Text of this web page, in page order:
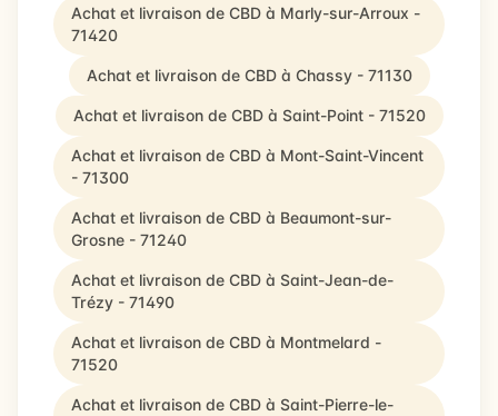
Achat et livraison de CBD à Marly-sur-Arroux -
71420
Achat et livraison de CBD à Chassy - 71130
Achat et livraison de CBD à Saint-Point - 71520
Achat et livraison de CBD à Mont-Saint-Vincent
- 71300
Achat et livraison de CBD à Beaumont-sur-
Grosne - 71240
Achat et livraison de CBD à Saint-Jean-de-
Trézy - 71490
Achat et livraison de CBD à Montmelard -
71520
Achat et livraison de CBD à Saint-Pierre-le-